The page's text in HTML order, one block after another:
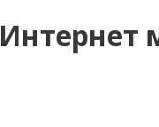
Интернет